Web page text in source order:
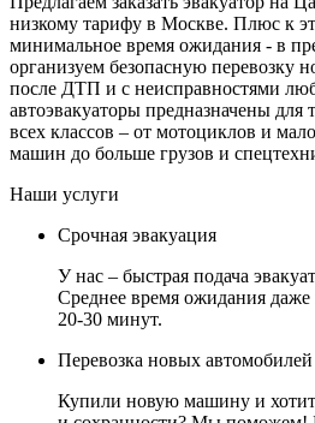
низкому тарифу в Москве. Плюс к
минимальное время ожидания - в
организуем безопасную перевозку
после ДТП и с неисправностями
автоэвакуаторы предназначены для
всех классов – от мотоциклов и
машин до больше грузов и
Наши услуги
Срочная эвакуация
У нас – быстрая подача
Среднее время ожидания
20-30 минут.
Перевозка новых автомобилей
Купили новую машину и